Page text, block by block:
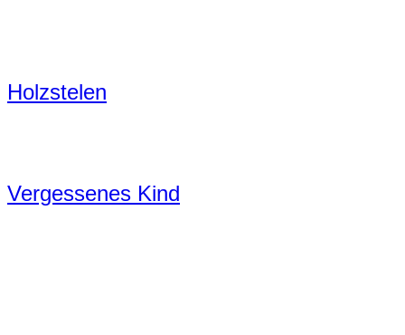
Holzstelen
Vergessenes Kind